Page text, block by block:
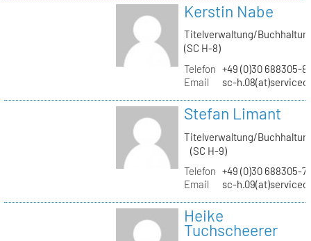
Kerstin Nabe
Titelverwaltung/
(SC H-8)
Telefon +49 (0)30 688305-
Email
sc-
Stefan Limant
Titelverwaltung/
(SC H-9)
Telefon +49 (0)30 688305-
Email
sc-
Heike
Tuchscheerer